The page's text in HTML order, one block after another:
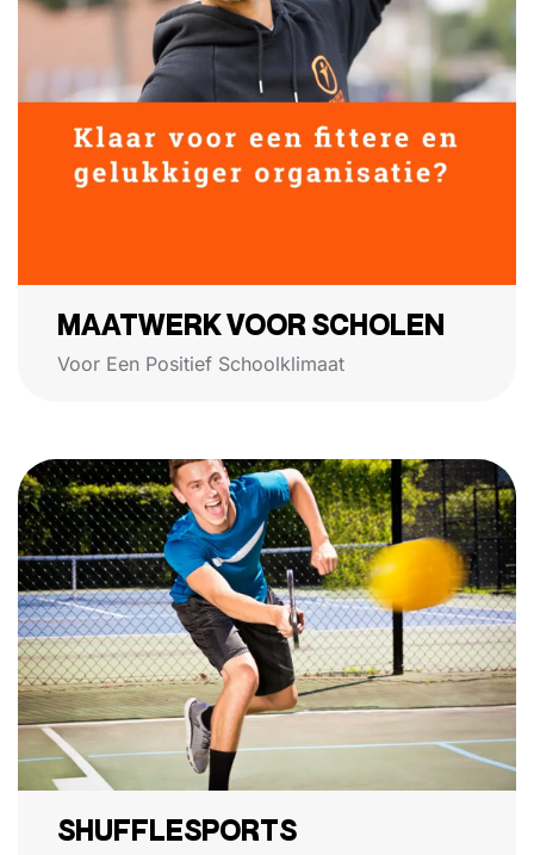
MAATWERK VOOR SCHOLEN
Voor Een Positief Schoolklimaat
SHUFFLESPORTS